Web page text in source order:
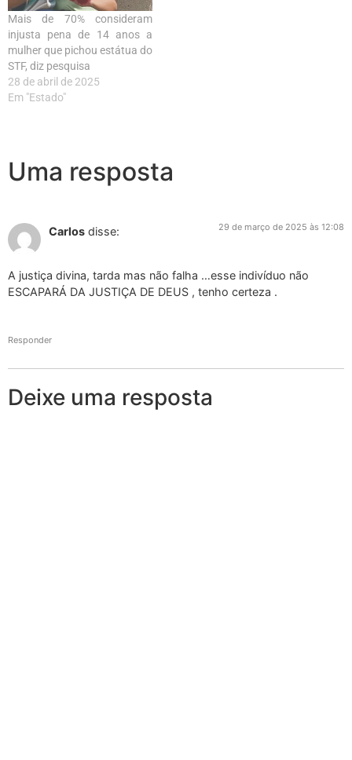
Mais de 70% consideram
injusta pena de 14 anos a
mulher que pichou estátua do
STF, diz pesquisa
28 de abril de 2025
Em "Estado"
Uma resposta
Carlos disse: 29 de março de 2025 às 12:08
A justiça divina, tarda mas não falha …esse indivíduo não
ESCAPARÁ DA JUSTIÇA DE DEUS , tenho certeza .
Responder
Deixe uma resposta